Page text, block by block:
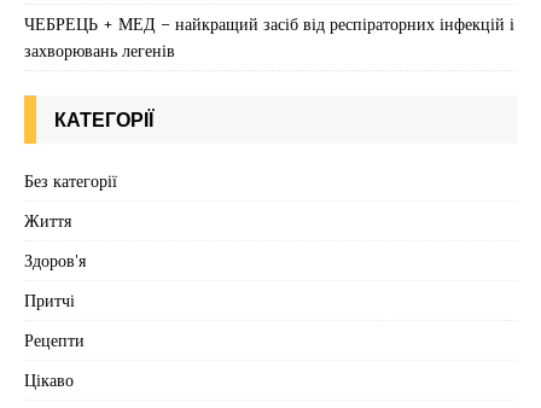
ЧЕБРЕЦЬ + МЕД – найкращий засіб від респіраторних інфекцій і
захворювань легенів
КАТЕГОРІЇ
Без категорії
Життя
Здоров'я
Притчі
Рецепти
Цікаво